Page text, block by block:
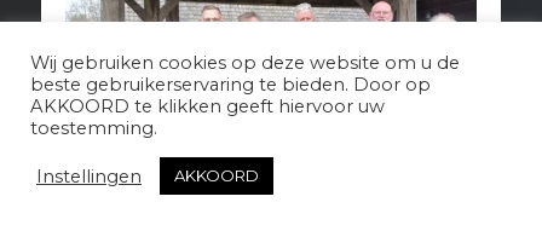
Wij gebruiken cookies op deze website om u de
beste gebruikerservaring te bieden. Door op
AKKOORD te klikken geeft hiervoor uw
toestemming.
Instellingen AKKOORD